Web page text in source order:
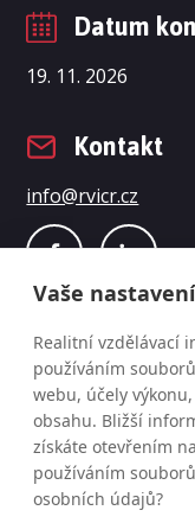
Vaše
Realitní vzdělávací
používáním
webu, účely
obsahu. Bližší
získáte otevřením
používáním
osobních údajů?
Datum
19. 11. 2026
Kontakt
info@rvicr.cz
© Realitní
i cen vyhrazena